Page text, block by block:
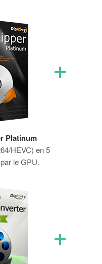
Platinum
HEVC) en 5
le GPU.